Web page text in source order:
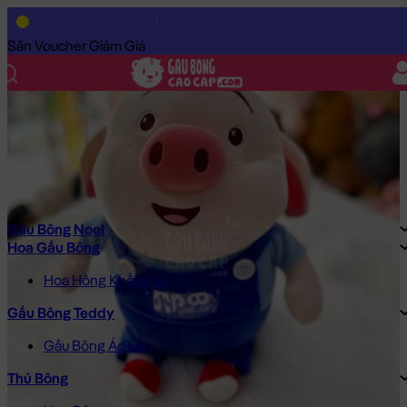
Săn Voucher Giảm Giá
Gấu Bông Noel
Hoa Gấu Bông
Hoa Hồng Khổng Lồ
Gấu Bông Teddy
Gấu Bông Áo Len
Thú Bông
Trang Chủ